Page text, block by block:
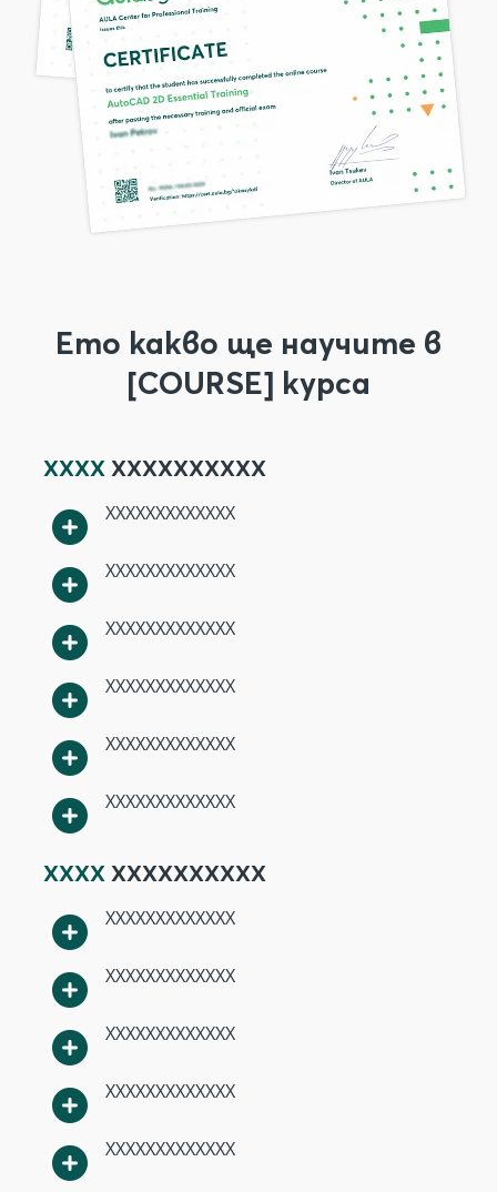
Ето какво ще научите в
[COURSE] курса
XXXX XXXXXXXXXX
XXXXXXXXXXXXX
XXXXXXXXXXXXX
XXXXXXXXXXXXX
XXXXXXXXXXXXX
XXXXXXXXXXXXX
XXXXXXXXXXXXX
XXXX XXXXXXXXXX
XXXXXXXXXXXXX
XXXXXXXXXXXXX
XXXXXXXXXXXXX
XXXXXXXXXXXXX
XXXXXXXXXXXXX